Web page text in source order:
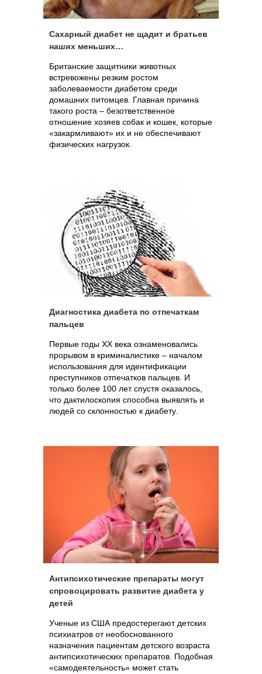
Сахарный диабет не щадит и братьев
наших меньших…
Британские защитники животных
встревожены резким ростом
заболеваемости диабетом среди
домашних питомцев. Главная причина
такого роста – безответственное
отношение хозяев собак и кошек, которые
«закармливают» их и не обеспечивают
физических нагрузок.
Диагностика диабета по отпечаткам
пальцев
Первые годы ХХ века ознаменовались
прорывом в криминалистике – началом
использования для идентификации
преступников отпечатков пальцев. И
только более 100 лет спустя оказалось,
что дактилоскопия способна выявлять и
людей со склонностью к диабету.
Антипсихотические препараты могут
спровоцировать развитие диабета у
детей
Ученые из США предостерегают детских
психиатров от необоснованного
назначения пациентам детского возраста
антипсихотических препаратов. Подобная
«самодеятельность» может стать